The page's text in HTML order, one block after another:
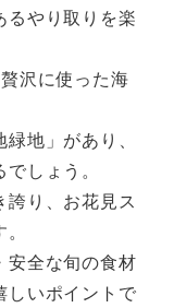
るやり取りを楽
沢に使った海
地」があり、
しょう。
り、お花見ス
安全な旬の食材
しいポイントで